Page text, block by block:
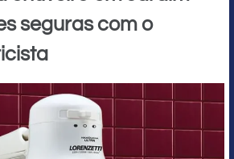
seguras com o